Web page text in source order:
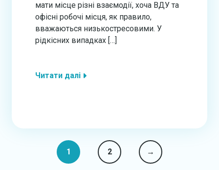
мати місце різні взаємодії, хоча ВДУ та
офісні робочі місця, як правило,
вважаються низькостресовими. У
рідкісних випадках […]
Читати далі
Пагінація
записів
1 2 →